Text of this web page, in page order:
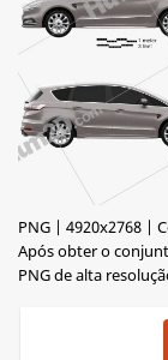
PNG | 4920x2768 |
Após obter o
PNG de alta